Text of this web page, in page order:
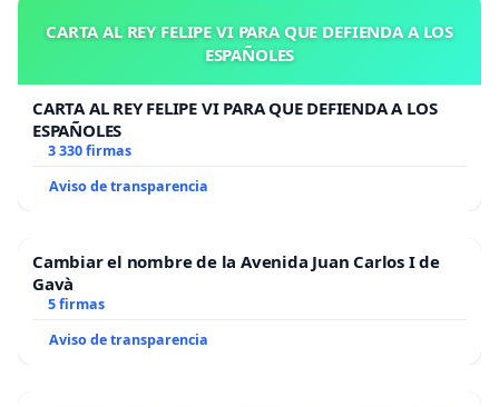
CARTA AL REY FELIPE VI PARA QUE DEFIENDA A LOS
ESPAÑOLES
CARTA AL REY FELIPE VI PARA QUE DEFIENDA A LOS
ESPAÑOLES
3 330 firmas
Aviso de transparencia
Cambiar el nombre de la Avenida Juan Carlos I de
Gavà
5 firmas
Aviso de transparencia